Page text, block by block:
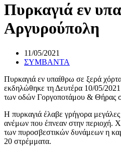
Πυρκαγιά εν
Αργυρούπολη
11/05/2021
ΣΥΜΒΑΝΤΑ
Πυρκαγιά εν υπαίθρω σε ξερά
εκδηλώθηκε τη Δευτέρα 10/05/
των οδών Γοργοποτάμου & Θήρας
Η πυρκαγιά έλαβε γρήγορα
ανέμων που έπνεαν στην περιοχή.
των πυροσβεστικών δυνάμεων η
20 στρέμματα.